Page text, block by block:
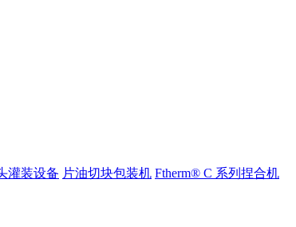
灌装设备 片油切块包装机 Ftherm® C 系列捏合机